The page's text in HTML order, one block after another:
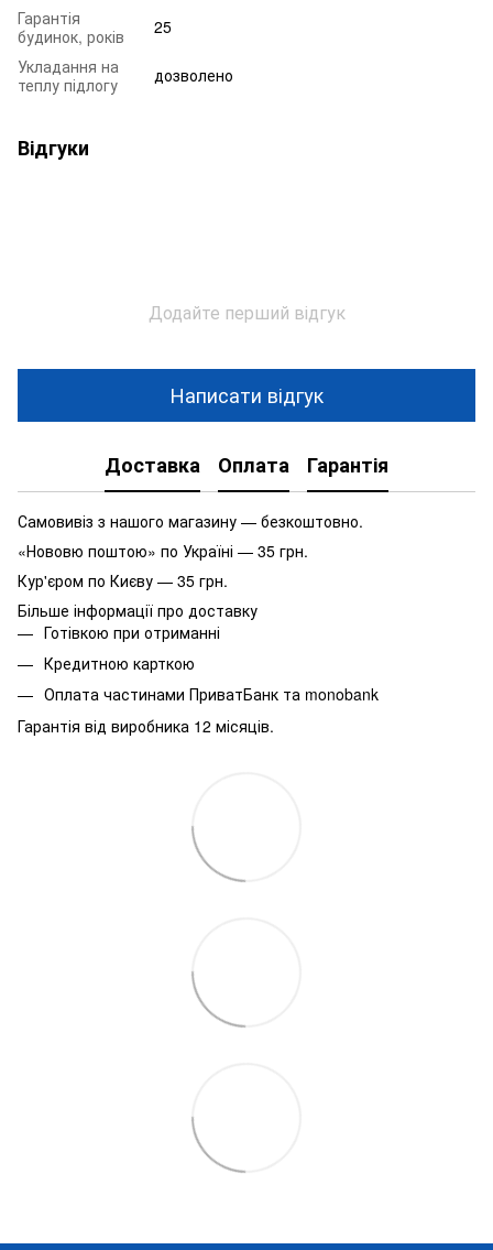
Гарантія
будинок, років
25
Укладання на
теплу підлогу
дозволено
Відгуки
Додайте перший відгук
Написати відгук
Доставка Оплата Гарантія
Самовивіз з нашого магазину — безкоштовно.
«Нововю поштою» по Україні — 35 грн.
Кур'єром по Києву — 35 грн.
Більше інформації про доставку
Готівкою при отриманні
Кредитною карткою
Оплата частинами ПриватБанк та monobank
Гарантія від виробника 12 місяців.